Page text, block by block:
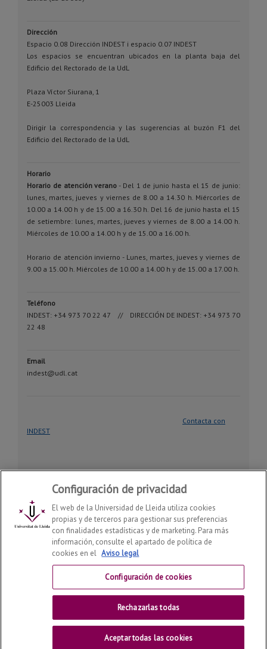
Dirección
Espacio 0.08 Dirección INDEST i espacio 0.07 INDEST
Los espacios se encuentran ubicados en la planta baja del
Edificio del Rectorado de la UdL
Plaza Víctor Siurana, 1
E-25003 Lleida
Dirigir la correspondencia y las sugerencias al buzón F1 del
Edificio del Rectorado de la UdL
Horario
Horario de atención verano - Del 1 de junio hasta el 15 de junio:
lunes, martes, jueves y viernes de 8.00 a 14.30 h. Miércorles de
10.00 a 14.00 h y de 15.00 a 16.30 h. Del 16 de junio hasta el 15
de setiembre: lunes, martes, jueves y viernes de 8.00 a 14.00 h.
Miércoles de 10.00 a 14.00 h y de 15.00 a 16.00 h.
Horario de atención invierno - Lunes, martes, jueves y viernes de
9.00 a 15.00 h. Miércoles de 10.00 a 14.00 h y de 15.00 a 17.00 h.
Teléfono
INDEST: +34 973 70 22 47 // DIRECCIÓN DE INDEST: +34 973 70
22 48
Email
indest@udl.cat
Contacta con
INDEST
Instituto de Desarrollo Social y Territorial (INDEST) 2026
© | Telf: +34 973 70 22 47
Aviso Legal
Universitat de Lleida
Configuración de privacidad
El web de la Universidad de Lleida utiliza cookies
propias y de terceros para gestionar sus preferencias
con finalidades estadísticas y de marketing. Para más
información, consulte el apartado de política de
cookies en el Aviso legal
Configuración de cookies
Rechazarlas todas
Aceptar todas las cookies